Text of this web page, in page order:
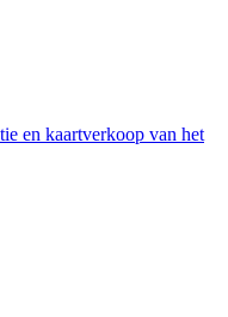
en kaartverkoop van het